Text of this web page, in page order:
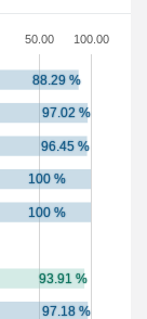
50.00 100.00